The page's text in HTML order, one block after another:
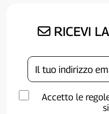
RICEVI
Accetto le